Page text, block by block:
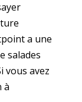
a une
salades
vous avez
à